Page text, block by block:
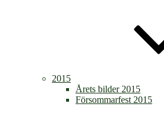
2015
Årets bilder 2015
Försommarfest 2015